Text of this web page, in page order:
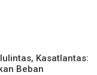
Kasatlantas:
Beban